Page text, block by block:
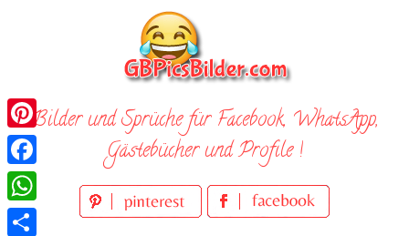
Bilder und Sprüche für Facebook, WhatsApp,
Gästebücher und Profile !
Pinterest
Facebook
WhatsApp